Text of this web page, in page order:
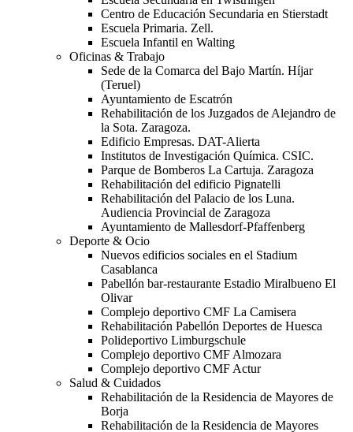
Centro de Educación Secundaria en Stierstadt
Escuela Primaria. Zell.
Escuela Infantil en Walting
Oficinas & Trabajo
Sede de la Comarca del Bajo Martín. Híjar
(Teruel)
Ayuntamiento de Escatrón
Rehabilitación de los Juzgados de Alejandro de
la Sota. Zaragoza.
Edificio Empresas. DAT-Alierta
Institutos de Investigación Química. CSIC.
Parque de Bomberos La Cartuja. Zaragoza
Rehabilitación del edificio Pignatelli
Rehabilitación del Palacio de los Luna.
Audiencia Provincial de Zaragoza
Ayuntamiento de Mallesdorf-Pfaffenberg
Deporte & Ocio
Nuevos edificios sociales en el Stadium
Casablanca
Pabellón bar-restaurante Estadio Miralbueno El
Olivar
Complejo deportivo CMF La Camisera
Rehabilitación Pabellón Deportes de Huesca
Polideportivo Limburgschule
Complejo deportivo CMF Almozara
Complejo deportivo CMF Actur
Salud & Cuidados
Rehabilitación de la Residencia de Mayores de
Borja
Rehabilitación de la Residencia de Mayores